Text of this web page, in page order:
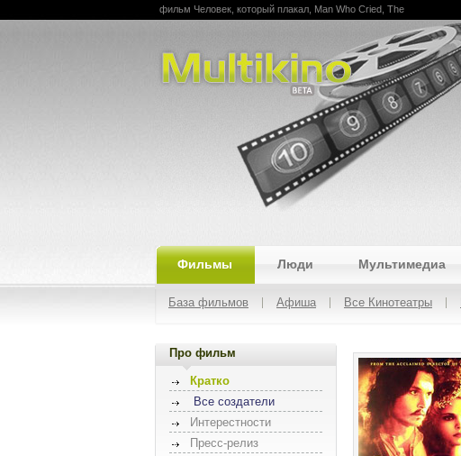
Multikino
фильм Человек, который плакал, Man Who Cried, The
Фильмы Люди Мультимедиа
База фильмов Афиша Все Кинотеатры
Про фильм
Кратко
Все создатели
Интерестности
Пресс-релиз